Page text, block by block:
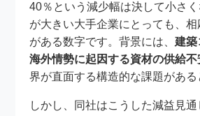
40％という減少幅は決して小さ
が大きい大手企業にとっても、相
がある数字です。背景には、建築
海外情勢に起因する資材の供給不
界が直面する構造的な課題がある
しかし、同社はこうした減益見